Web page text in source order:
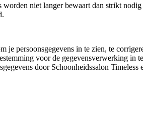
worden niet langer bewaart dan strikt
je persoonsgegevens in te zien, te
voor de gegevensverwerking in
door Schoonheidssalon Timeless